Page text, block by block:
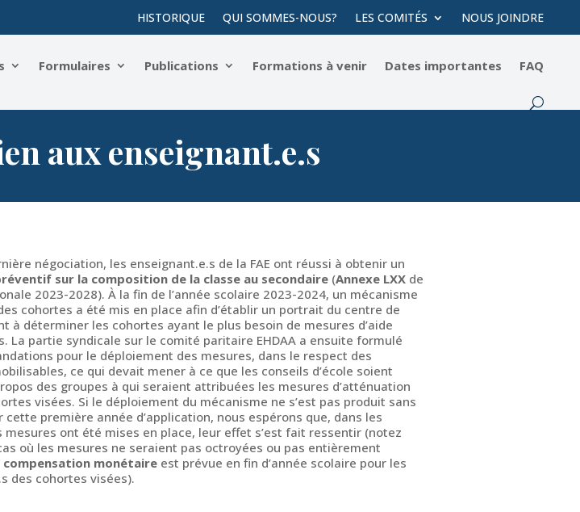
HISTORIQUE QUI SOMMES-NOUS? LES COMITÉS NOUS JOINDRE
Formulaires Publications Formations à venir Dates importantes FAQ
aux enseignant.e.s
négociation, les enseignant.e.s de la FAE ont réussi à obtenir un
sur la composition de la classe au secondaire (Annexe LXX de
2023-2028). À la fin de l’année scolaire 2023-2024, un mécanisme
cohortes a été mis en place afin d’établir un portrait du centre de
à déterminer les cohortes ayant le plus besoin de mesures d’aide
La partie syndicale sur le comité paritaire EHDAA a ensuite formulé
pour le déploiement des mesures, dans le respect des
ce qui devait mener à ce que les conseils d’école soient
des groupes à qui seraient attribuées les mesures d’atténuation
visées. Si le déploiement du mécanisme ne s’est pas produit sans
première année d’application, nous espérons que, dans les
mesures ont été mises en place, leur effet s’est fait ressentir (notez
où les mesures ne seraient pas octroyées ou pas entièrement
compensation monétaire est prévue en fin d’année scolaire pour les
des cohortes visées).